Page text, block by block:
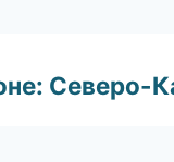
Северо-